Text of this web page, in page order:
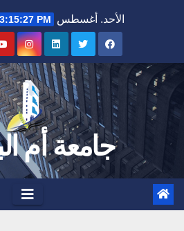
الأحد. أغسطس 9th, 2026 3:15:28 PM
جامعة أم